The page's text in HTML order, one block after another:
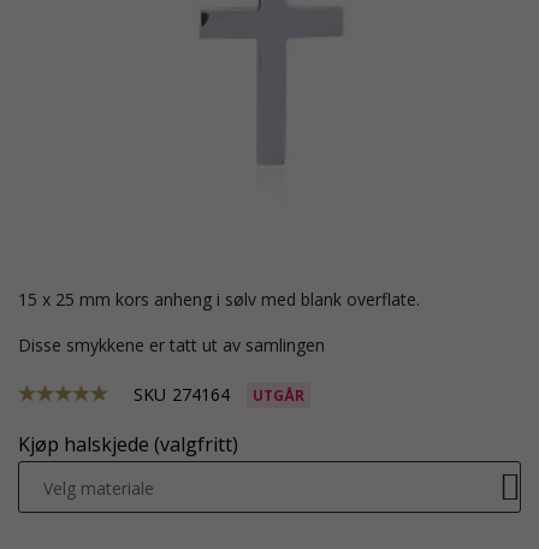
15 x 25 mm kors anheng i sølv med blank overflate.
Disse smykkene er tatt ut av samlingen
SKU 274164 UTGÅR
Kjøp halskjede (valgfritt)
Velg materiale